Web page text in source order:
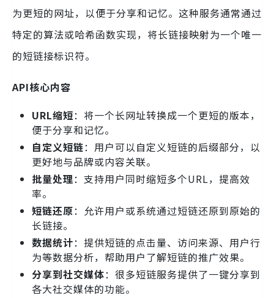
为更短的网址，以便于分享和记忆。这种服务通常通过
特定的算法或哈希函数实现，将长链接映射为一个唯一
的短链接标识符。
API核心内容
URL缩短：将一个长网址转换成一个更短的版本，
便于分享和记忆。
自定义短链：用户可以自定义短链的后缀部分，以
更好地与品牌或内容关联。
批量处理：支持用户同时缩短多个URL，提高效
率。
短链还原：允许用户或系统通过短链还原到原始的
长链接。
数据统计：提供短链的点击量、访问来源、用户行
为等数据分析，帮助用户了解短链的推广效果。
分享到社交媒体：很多短链服务提供了一键分享到
各大社交媒体的功能。